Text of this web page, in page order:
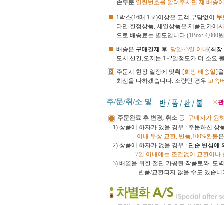
손부분 일련번호를 알려주시면 재 배송
1박스(16매.1㎡)이상은 고객 부담없이 무
다만 한정상품, 세일상품은 제품단가에
으로 배송료는 별도입니다.(1Box: 4,000
배송은 구매결제 후 당일~3일 이내(최장
도서,산간,오지는 1~2일정도가 더 소요
주문시 현장 일정에 맞춰 [희망 배송일]
최선을 다하겠습니다. 소량인 경우 고속
주/문/취/소 및 ※
주문완료 후 변경, 취소 등 구매자가 원
1) 상품에 하자가 있을 경우 : 주문하신 상
이내 무상 교환, 반품,100%환불
2) 상품에 하자가 없을 경우 : 단순 변심에
7일 이내에는 조건없이 교환이나
3) 배열을 위한 절단 가공된 작품토와, 도
반품/교환되지 않을 수도 있습니